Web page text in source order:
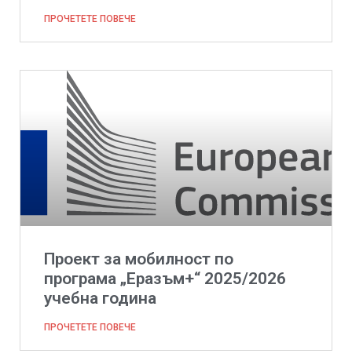
ПРОЧЕТЕТЕ ПОВЕЧЕ
Проект за мобилност по
програма „Еразъм+“ 2025/2026
учебна година
ПРОЧЕТЕТЕ ПОВЕЧЕ